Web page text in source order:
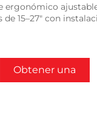
ergonómico
15–27" con
Obtener una